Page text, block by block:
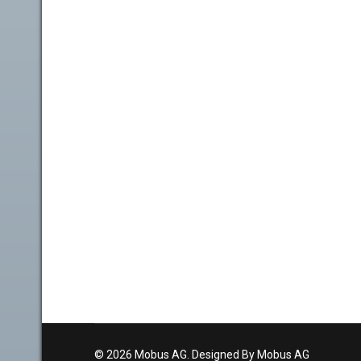
© 2026 Mobus AG. Designed By Mobus AG